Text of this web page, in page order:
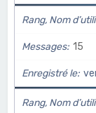
Rang, Nom
Messages 15
Enregistré le
Rang, Nom